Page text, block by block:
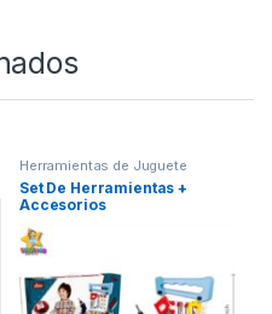
Herramientas de Juguete
Set De Herramientas +
Accesorios